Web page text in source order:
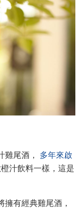
雞尾酒， 多年來啟
汁飲料一樣，這是
有經典雞尾酒，